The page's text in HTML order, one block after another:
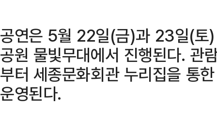
공연은 5월 22일(금)과 23일(토
공원 물빛무대에서 진행된다.
부터 세종문화회관 누리집을 통
운영된다.